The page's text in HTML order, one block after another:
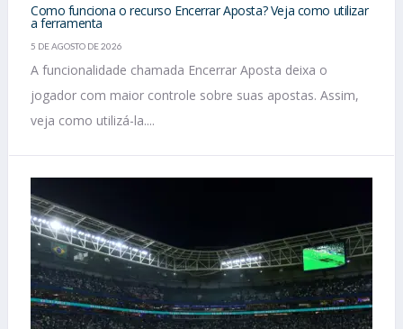
Como funciona o recurso Encerrar Aposta? Veja como utilizar
a ferramenta
5 DE AGOSTO DE 2026
A funcionalidade chamada Encerrar Aposta deixa o
jogador com maior controle sobre suas apostas. Assim,
veja como utilizá-la....